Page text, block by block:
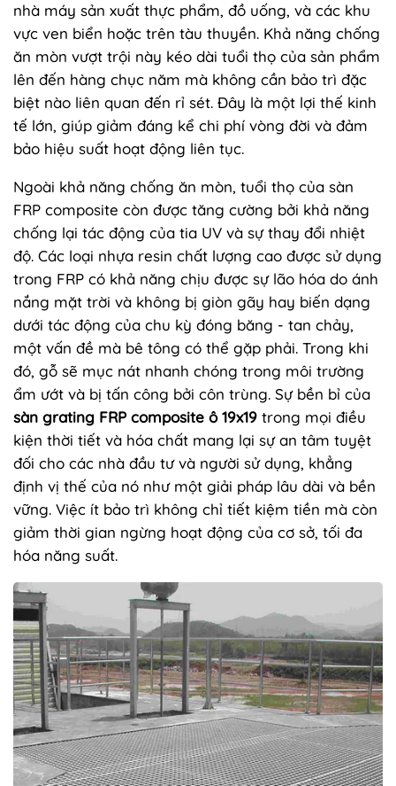
nhà máy sản xuất thực phẩm, đồ uống, và các khu
vực ven biển hoặc trên tàu thuyền. Khả năng chống
ăn mòn vượt trội này kéo dài tuổi thọ của sản phẩm
lên đến hàng chục năm mà không cần bảo trì đặc
biệt nào liên quan đến rỉ sét. Đây là một lợi thế kinh
tế lớn, giúp giảm đáng kể chi phí vòng đời và đảm
bảo hiệu suất hoạt động liên tục.
Ngoài khả năng chống ăn mòn, tuổi thọ của sàn
FRP composite còn được tăng cường bởi khả năng
chống lại tác động của tia UV và sự thay đổi nhiệt
độ. Các loại nhựa resin chất lượng cao được sử dụng
trong FRP có khả năng chịu được sự lão hóa do ánh
nắng mặt trời và không bị giòn gãy hay biến dạng
dưới tác động của chu kỳ đóng băng - tan chảy,
một vấn đề mà bê tông có thể gặp phải. Trong khi
đó, gỗ sẽ mục nát nhanh chóng trong môi trường
ẩm ướt và bị tấn công bởi côn trùng. Sự bền bỉ của
sàn grating FRP composite ô 19x19 trong mọi điều
kiện thời tiết và hóa chất mang lại sự an tâm tuyệt
đối cho các nhà đầu tư và người sử dụng, khẳng
định vị thế của nó như một giải pháp lâu dài và bền
vững. Việc ít bảo trì không chỉ tiết kiệm tiền mà còn
giảm thời gian ngừng hoạt động của cơ sở, tối đa
hóa năng suất.